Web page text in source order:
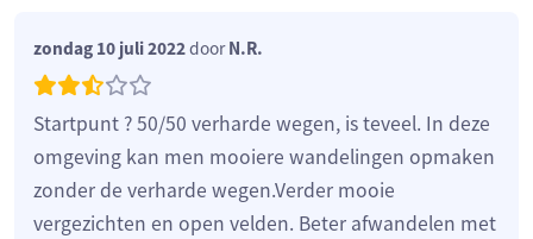
zondag 10 juli 2022doorN.R.
Startpunt ? 50/50 verharde wegen, is teveel. In deze
omgeving kan men mooiere wandelingen opmaken
zonder de verharde wegen.Verder mooie
vergezichten en open velden. Beter afwandelen met